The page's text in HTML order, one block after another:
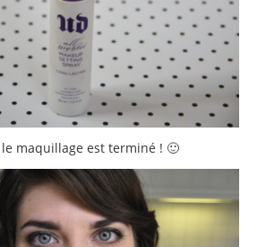
le maquillage est terminé ! 🙂